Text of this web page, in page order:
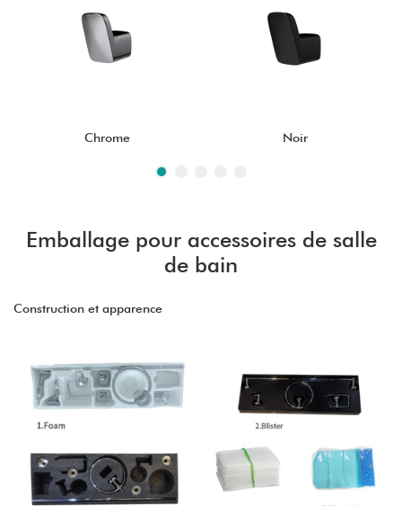
Chrome Noir
Emballage pour accessoires de salle
de bain
Construction et apparence